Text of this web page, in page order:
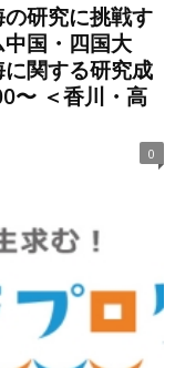
の研究に挑戦す
国・四国大
関する研究成
〜 ＜香川・高
0